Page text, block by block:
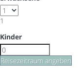
1
Kinder
Reisezeitraum angeben